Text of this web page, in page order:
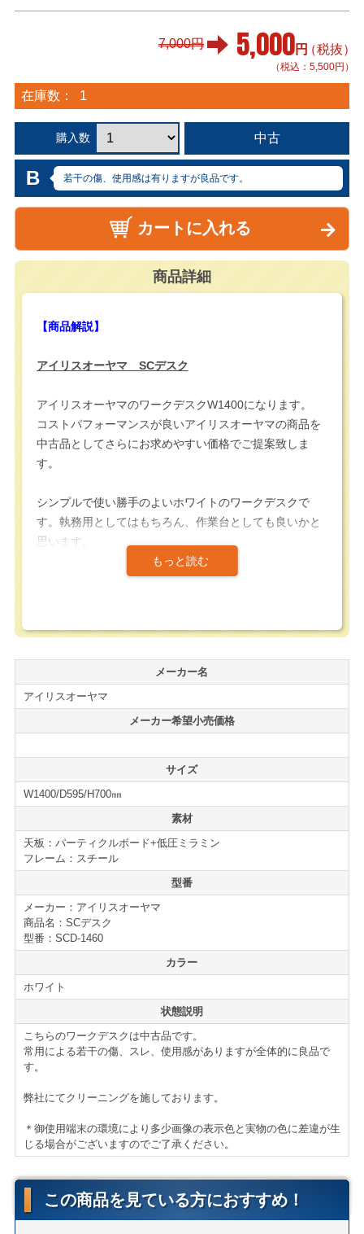
7,000円 5,000円（税抜）
（税込：5,500円）
在庫数： 1
購入数 中古
B 若干の傷、使用感は有りますが良品です。
カートに入れる
商品詳細
【商品解説】
アイリスオーヤマ SCデスク
アイリスオーヤマのワークデスクW1400になります。
コストパフォーマンスが良いアイリスオーヤマの商品を
中古品としてさらにお求めやすい価格でご提案致しま
す。
シンプルで使い勝手のよいホワイトのワークデスクで
す。執務用としてはもちろん、作業台としても良いかと
思います。
コストパフォーマンスに優れたワークデスクではありま
す。
さらに標準装備で幕板が付属していますので価格以上の
ワークテーブルになっています。
基本構造がパーティクルボードのため、オフィスの業務
用というよりは、在宅ワークやSOHOの方におすすめの
ワークデスクの新増設、買い替えの際には是非ご検討下
さい。
仕様・付属品
アイリスオーヤマ SCデスク
■W1400/D595/H700㎜
■配線落とし
■アジャスター
【送料・配送について】
＜自社便＞ ＊神奈川、首都圏対応
横浜市内 1,100円から
東京都内 5,500円から
＊お客様のご要望に応じたお渡し方法で送料算出致しま
す。
自社便についてはこちら
サイズ：Ｄランク(300cmまで)
メーカー名
アイリスオーヤマ
メーカー希望小売価格
サイズ
W1400/D595/H700㎜
素材
天板：パーティクルボード+低圧ミラミン
フレーム：スチール
型番
メーカー：アイリスオーヤマ
商品名：SCデスク
型番：SCD-1460
カラー
ホワイト
状態説明
こちらのワークデスクは中古品です。
常用による若干の傷、スレ、使用感がありますが全体的に良品で
す。
弊社にてクリーニングを施しております。
＊御使用端末の環境により多少画像の表示色と実物の色に差違が生
じる場合がございますのでご了承ください。
この商品を見ている方におすすめ！